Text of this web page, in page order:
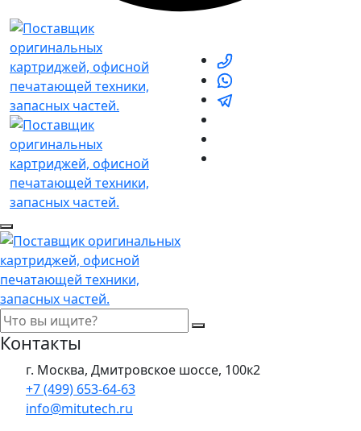
Контакты
г. Москва, Дмитровское шоссе, 100к2
+7 (499) 653-64-63
info@mitutech.ru